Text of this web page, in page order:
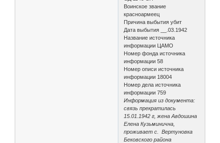
Воинское звание
красноармеец
Причина выбытия убит
Дата выбытия __.03.1942
Название источника
информации ЦАМО
Номер фонда источника
информации 58
Номер описи источника
информации 18004
Номер дела источника
информации 759
Информация из документа:
связь прекратилась
15.01.1942 г, жена Авдошина
Елена Кузьминична,
проживает с. Вертуновка
Бековского района